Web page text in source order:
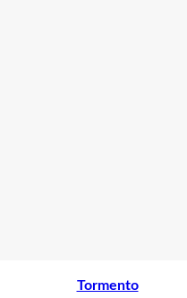
Tormento